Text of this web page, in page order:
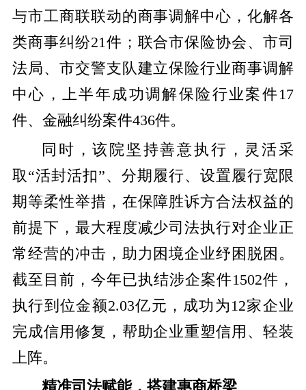
与市工商联联动的商事调解中心，化解各
类商事纠纷21件；联合市保险协会、市司
法局、市交警支队建立保险行业商事调解
中心，上半年成功调解保险行业案件17
件、金融纠纷案件436件。
同时，该院坚持善意执行，灵活采
取“活封活扣”、分期履行、设置履行宽限
期等柔性举措，在保障胜诉方合法权益的
前提下，最大程度减少司法执行对企业正
常经营的冲击，助力困境企业纾困脱困。
截至目前，今年已执结涉企案件1502件，
执行到位金额2.03亿元，成功为12家企业
完成信用修复，帮助企业重塑信用、轻装
上阵。